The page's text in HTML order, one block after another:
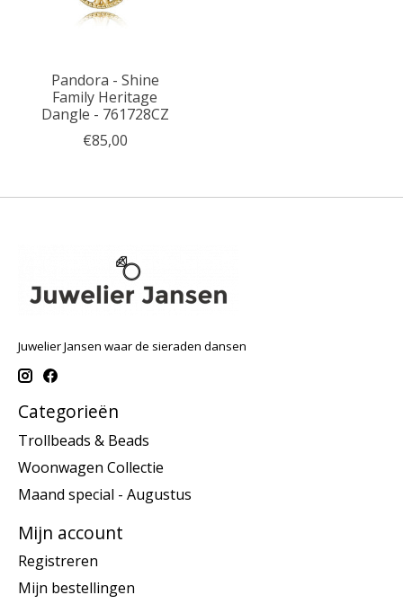
Pandora - Shine
Family Heritage
Dangle - 761728CZ
€85,00
Juwelier Jansen waar de sieraden dansen
Categorieën
Trollbeads & Beads
Woonwagen Collectie
Maand special - Augustus
Mijn account
Registreren
Mijn bestellingen